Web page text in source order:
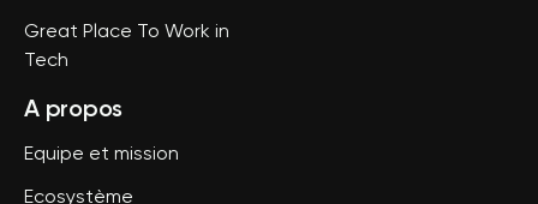
Great Place To Work in
Tech
A propos
Equipe et mission
Ecosystème